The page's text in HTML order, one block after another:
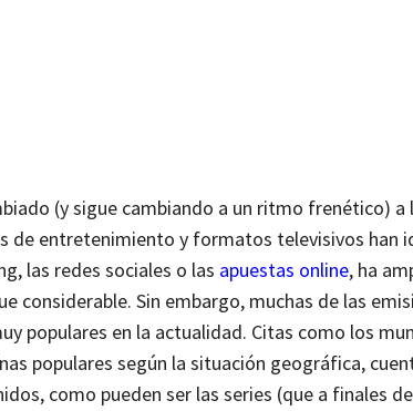
(y sigue cambiando a un ritmo frenético)
de entretenimiento y formatos televisivos han
las redes sociales o las apuestas online, ha
considerable. Sin embargo, muchas de las
populares en la actualidad. Citas como los
populares según la situación geográfica,
como pueden ser las series (que a finales